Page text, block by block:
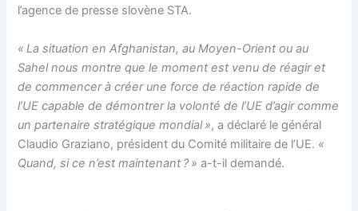
l’agence de presse slovène STA.
« La situation en Afghanistan, au Moyen-Orient ou au
Sahel nous montre que le moment est venu de réagir et
de commencer à créer une force de réaction rapide de
l’UE capable de démontrer la volonté de l’UE d’agir comme
un partenaire stratégique mondial », a déclaré le général
Claudio Graziano, président du Comité militaire de l’UE. «
Quand, si ce n’est maintenant ? » a-t-il demandé.